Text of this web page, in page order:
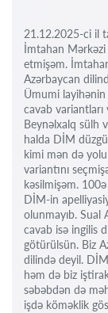
21.12.2025-ci il
İmtahan
etmişəm.
Azərbaycan
Ümumi layihənin
cavab
Beynəlxalq sülh
halda DİM
kimi mən də
variantını
kəsilmişəm.
DİM-in
olunmayıb. Sual
cavab isə ingilis
götürülsün. Biz
dilində deyil.
həm də biz
səbəbdən də
işdə köməklik